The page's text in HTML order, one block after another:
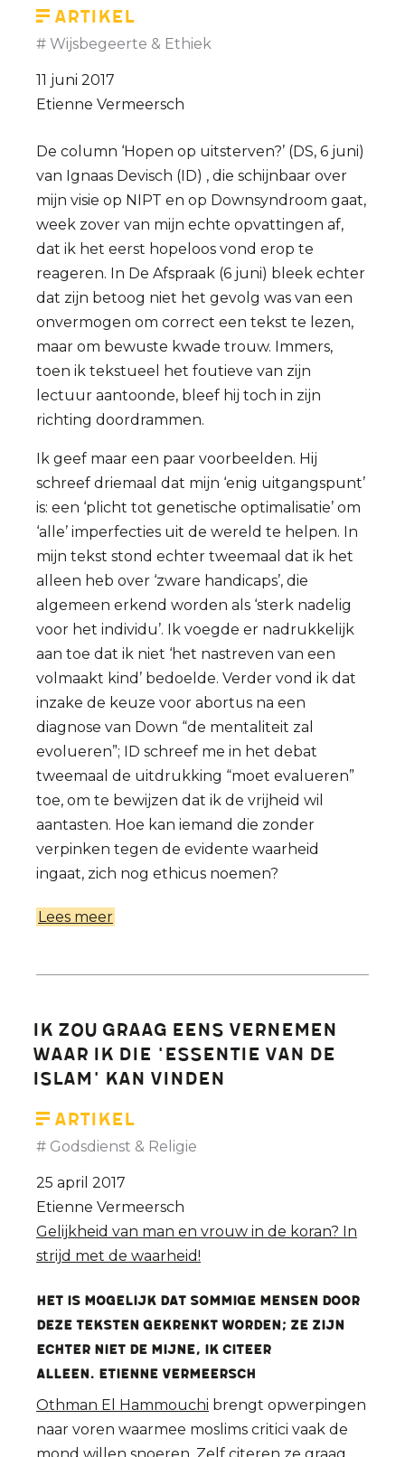
welke
handicap
maximaal
helpen
Artikel
Wijsbegeerte & Ethiek
11 juni 2017
Etienne Vermeersch
De column ‘Hopen op uitsterven?’ (DS, 6 juni)
van Ignaas Devisch (ID) , die schijnbaar over
mijn visie op NIPT en op Downsyndroom gaat,
week zover van mijn echte opvattingen af,
dat ik het eerst hopeloos vond erop te
reageren. In De Afspraak (6 juni) bleek echter
dat zijn betoog niet het gevolg was van een
onvermogen om correct een tekst te lezen,
maar om bewuste kwade trouw. Immers,
toen ik tekstueel het foutieve van zijn
lectuur aantoonde, bleef hij toch in zijn
richting doordrammen.
Ik geef maar een paar voorbeelden. Hij
schreef driemaal dat mijn ‘enig uitgangspunt’
is: een ‘plicht tot genetische optimalisatie’ om
‘alle’ imperfecties uit de wereld te helpen. In
mijn tekst stond echter tweemaal dat ik het
alleen heb over ‘zware handicaps’, die
algemeen erkend worden als ‘sterk nadelig
voor het individu’. Ik voegde er nadrukkelijk
aan toe dat ik niet ‘het nastreven van een
volmaakt kind’ bedoelde. Verder vond ik dat
inzake de keuze voor abortus na een
diagnose van Down “de mentaliteit zal
evolueren”; ID schreef me in het debat
tweemaal de uitdrukking “moet evalueren”
toe, om te bewijzen dat ik de vrijheid wil
aantasten. Hoe kan iemand die zonder
verpinken tegen de evidente waarheid
ingaat, zich nog ethicus noemen?
Lees meer
Ik zou graag eens vernemen
waar ik die 'essentie van de
islam' kan vinden
Artikel
Godsdienst & Religie
25 april 2017
Etienne Vermeersch
Gelijkheid van man en vrouw in de koran? In
strijd met de waarheid!
Het is mogelijk dat sommige mensen door
deze teksten gekrenkt worden; ze zijn
echter niet de mijne, ik citeer
alleen. Etienne Vermeersch
Othman El Hammouchi brengt opwerpingen
naar voren waarmee moslims critici vaak de